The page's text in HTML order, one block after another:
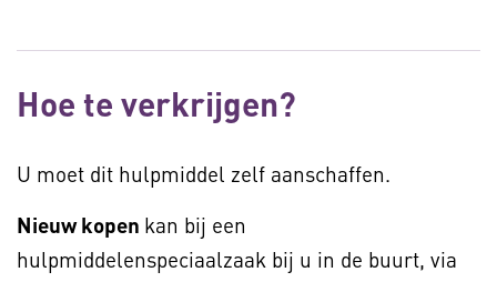
Hoe te verkrijgen?
U moet dit hulpmiddel zelf aanschaffen.
Nieuw kopen kan bij een
hulpmiddelenspeciaalzaak bij u in de buurt, via